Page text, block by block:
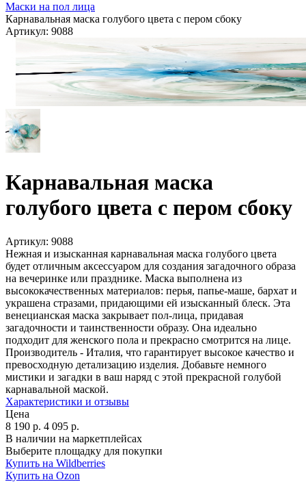
Маски на пол лица
Карнавальная маска голубого цвета с пером сбоку
Артикул: 9088
Карнавальная маска
голубого цвета с пером сбоку
Артикул: 9088
Нежная и изысканная карнавальная маска голубого цвета
будет отличным аксессуаром для создания загадочного образа
на вечеринке или празднике. Маска выполнена из
высококачественных материалов: перья, папье-маше, бархат и
украшена стразами, придающими ей изысканный блеск. Эта
венецианская маска закрывает пол-лица, придавая
загадочности и таинственности образу. Она идеально
подходит для женского пола и прекрасно смотрится на лице.
Производитель - Италия, что гарантирует высокое качество и
превосходную детализацию изделия. Добавьте немного
мистики и загадки в ваш наряд с этой прекрасной голубой
карнавальной маской.
Характеристики и отзывы
Цена
8 190 р. 4 095 р.
В наличии на маркетплейсах
Выберите площадку для покупки
Купить на Wildberries
Купить на Ozon